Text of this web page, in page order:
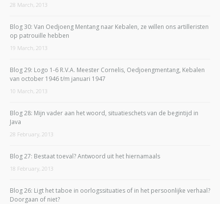
28 March, 2013
Blog 30: Van Oedjoeng Mentang naar Kebalen, ze willen ons artilleristen
op patrouille hebben
19 March, 2013
Blog 29: Logo 1-6 R.V.A. Meester Cornelis, Oedjoengmentang, Kebalen
van october 1946 t/m januari 1947
10 March, 2013
Blog 28: Mijn vader aan het woord, situatieschets van de begintijd in
Java
28 February, 2013
Blog 27: Bestaat toeval? Antwoord uit het hiernamaals
18 February, 2013
Blog 26: Ligt het taboe in oorlogssituaties of in het persoonlijke verhaal?
Doorgaan of niet?